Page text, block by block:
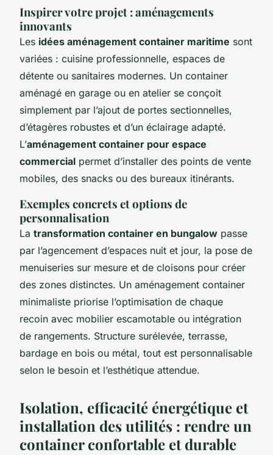
Inspirer votre projet : aménagements
innovants
Les idées aménagement container maritime sont
variées : cuisine professionnelle, espaces de
détente ou sanitaires modernes. Un container
aménagé en garage ou en atelier se conçoit
simplement par l’ajout de portes sectionnelles,
d’étagères robustes et d’un éclairage adapté.
L’aménagement container pour espace
commercial permet d’installer des points de vente
mobiles, des snacks ou des bureaux itinérants.
Exemples concrets et options de
personnalisation
La transformation container en bungalow passe
par l’agencement d’espaces nuit et jour, la pose de
menuiseries sur mesure et de cloisons pour créer
des zones distinctes. Un aménagement container
minimaliste priorise l’optimisation de chaque
recoin avec mobilier escamotable ou intégration
de rangements. Structure surélevée, terrasse,
bardage en bois ou métal, tout est personnalisable
selon le besoin et l’esthétique attendue.
Isolation, efficacité énergétique et
installation des utilités : rendre un
container confortable et durable